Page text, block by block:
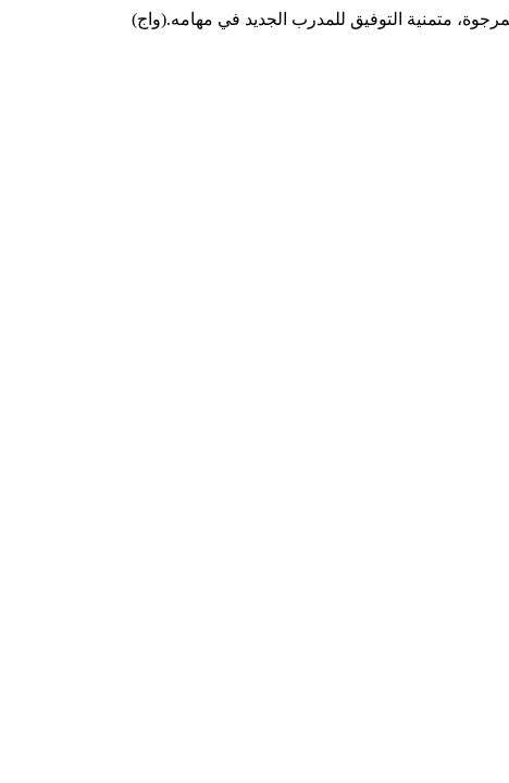
متمنية التوفيق للمدرب الجديد في مهامه.(واج)